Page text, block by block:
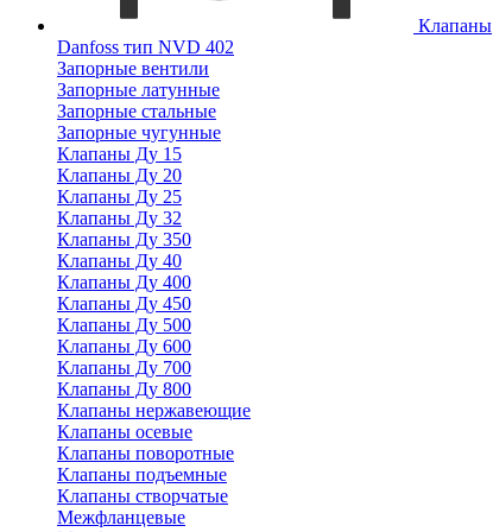
Клапаны
Danfoss тип NVD 402
Запорные вентили
Запорные латунные
Запорные стальные
Запорные чугунные
Клапаны Ду 15
Клапаны Ду 20
Клапаны Ду 25
Клапаны Ду 32
Клапаны Ду 350
Клапаны Ду 40
Клапаны Ду 400
Клапаны Ду 450
Клапаны Ду 500
Клапаны Ду 600
Клапаны Ду 700
Клапаны Ду 800
Клапаны нержавеющие
Клапаны осевые
Клапаны поворотные
Клапаны подъемные
Клапаны створчатые
Межфланцевые